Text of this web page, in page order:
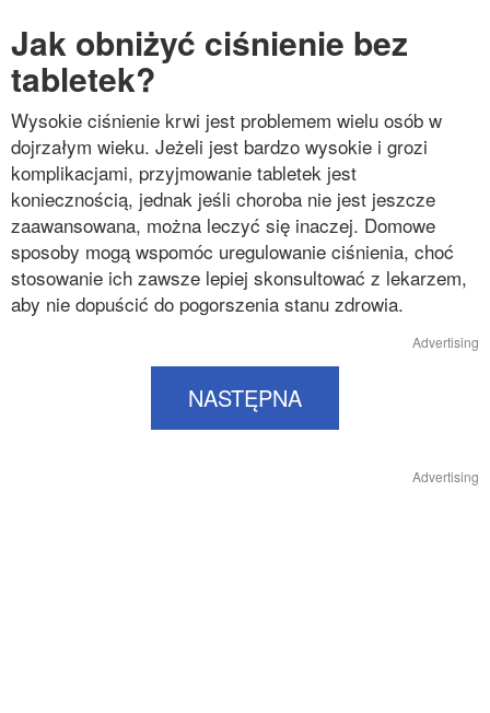
Jak obniżyć ciśnienie bez
tabletek?
Wysokie ciśnienie krwi jest problemem wielu osób w
dojrzałym wieku. Jeżeli jest bardzo wysokie i grozi
komplikacjami, przyjmowanie tabletek jest
koniecznością, jednak jeśli choroba nie jest jeszcze
zaawansowana, można leczyć się inaczej. Domowe
sposoby mogą wspomóc uregulowanie ciśnienia, choć
stosowanie ich zawsze lepiej skonsultować z lekarzem,
aby nie dopuścić do pogorszenia stanu zdrowia.
Advertising
NASTĘPNA
Advertising